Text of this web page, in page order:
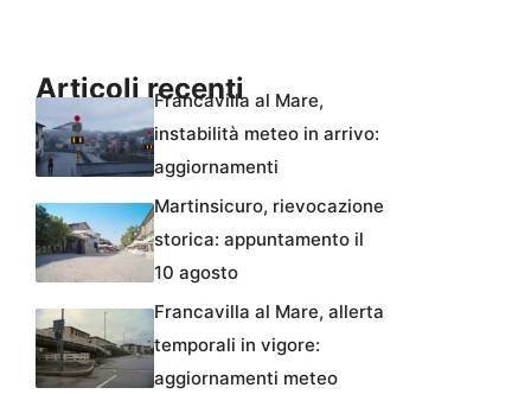
Articoli recenti
Francavilla al Mare,
instabilità meteo in arrivo:
aggiornamenti
Martinsicuro, rievocazione
storica: appuntamento il
10 agosto
Francavilla al Mare, allerta
temporali in vigore:
aggiornamenti meteo